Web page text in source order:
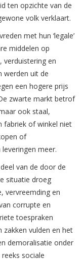
ten opzichte van de
volk verklaart.
met hun ‘legale’
middelen op
verduistering en
werden uit de
een hogere prijs
zwarte markt betrof
ook staal,
fabriek of winkel niet
of
meer.
van de door de
situatie droeg
vervreemding en
corrupte en
toespraken
zakken vulden en het
demoralisatie onder
sociale